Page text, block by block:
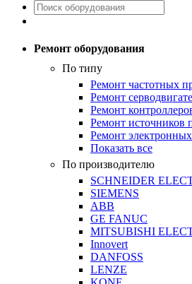
Ремонт оборудования
По типу
Ремонт частотных
Ремонт
Ремонт
Ремонт источников
Ремонт
Показать все
По производителю
SCHNEIDER
SIEMENS
ABB
GE FANUC
MITSUBISHI
Innovert
DANFOSS
LENZE